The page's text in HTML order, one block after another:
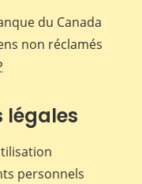
du Canada
non réclamés
légales
personnels